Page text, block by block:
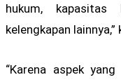
hukum, kapasitas
kelengkapan lainnya,”
“Karena aspek